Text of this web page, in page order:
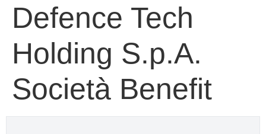
Defence Tech
Holding S.p.A.
Società Benefit